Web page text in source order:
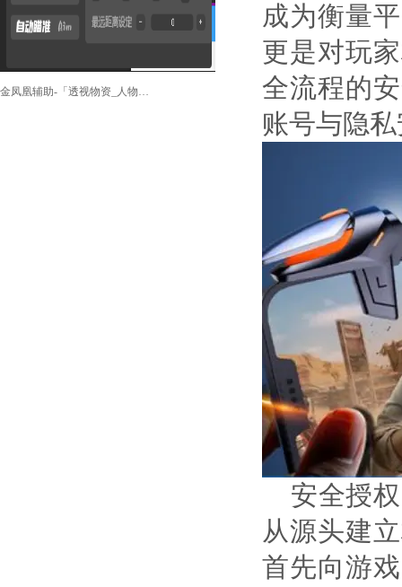
彩虹辅助-「精准梓喵_透视物资_后座压制」
成为衡量
更是对玩
全流程的
账号与隐
安全授
从源头建
首先向游